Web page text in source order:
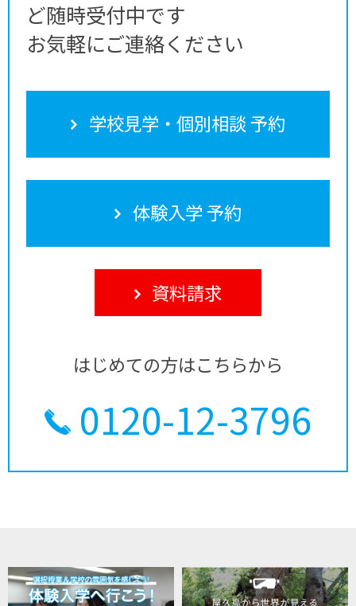
ど随時受付中です
お気軽にご連絡ください
学校見学・個別相談 予約
体験入学 予約
資料請求
はじめての方はこちらから
0120-12-3796